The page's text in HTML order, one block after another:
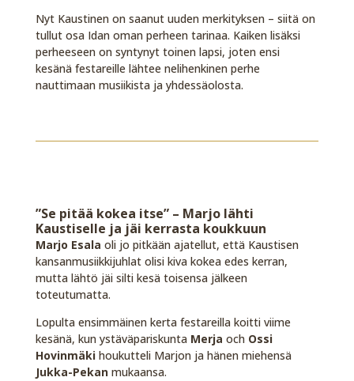
Nyt Kaustinen on saanut uuden merkityksen – siitä on
tullut osa Idan oman perheen tarinaa. Kaiken lisäksi
perheeseen on syntynyt toinen lapsi, joten ensi
kesänä festareille lähtee nelihenkinen perhe
nauttimaan musiikista ja yhdessäolosta.
”Se pitää kokea itse” – Marjo lähti
Kaustiselle ja jäi kerrasta koukkuun
Marjo Esala oli jo pitkään ajatellut, että Kaustisen
kansanmusiikkijuhlat olisi kiva kokea edes kerran,
mutta lähtö jäi silti kesä toisensa jälkeen
toteutumatta.
Lopulta ensimmäinen kerta festareilla koitti viime
kesänä, kun ystäväpariskunta Merja och Ossi
Hovinmäkihoukutteli Marjon ja hänen miehensä
Jukka-Pekanmukaansa.